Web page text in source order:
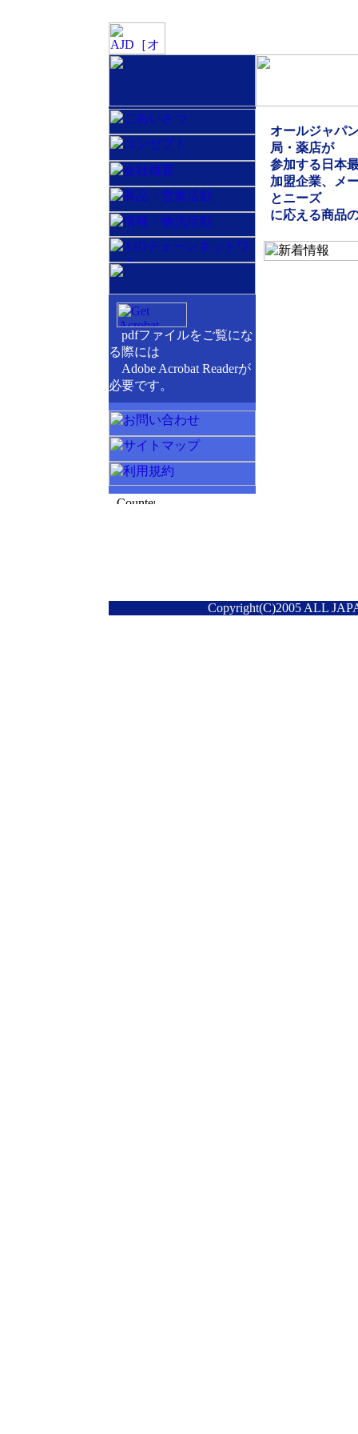
pdfファイルをご覧にな
る際には
Adobe Acrobat Readerが
必要です。
オールジャパ
局・薬店が
参加する日本
加盟企業、メ
とニーズ
に応える商品
Copyright(C)2005 ALL